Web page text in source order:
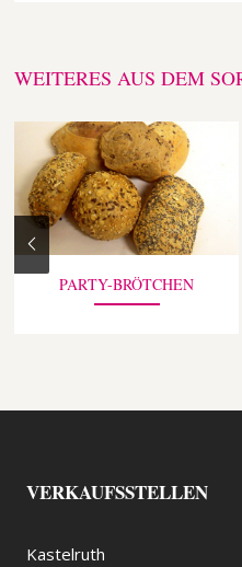
WEITERES AUS DEM
PARTY-BRÖTCHEN
VERKAUFSSTELLEN
Kastelruth